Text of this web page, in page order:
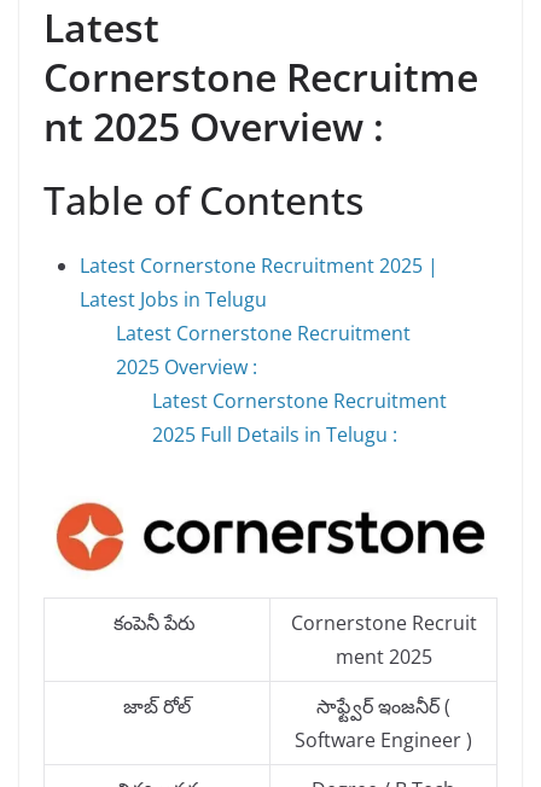
Latest
Cornerstone Recruitme
nt 2025 Overview :
Table of Contents
Latest Cornerstone Recruitment 2025 |
Latest Jobs in Telugu
Latest Cornerstone Recruitment
2025 Overview :
Latest Cornerstone Recruitment
2025 Full Details in Telugu :
కంపెనీ పేరు
Cornerstone Recruit
ment 2025
జాబ్ రోల్
సాఫ్ట్వేర్ ఇంజనీర్ (
Software Engineer )